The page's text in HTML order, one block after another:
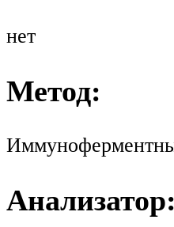
нет
Метод:
Анализатор: